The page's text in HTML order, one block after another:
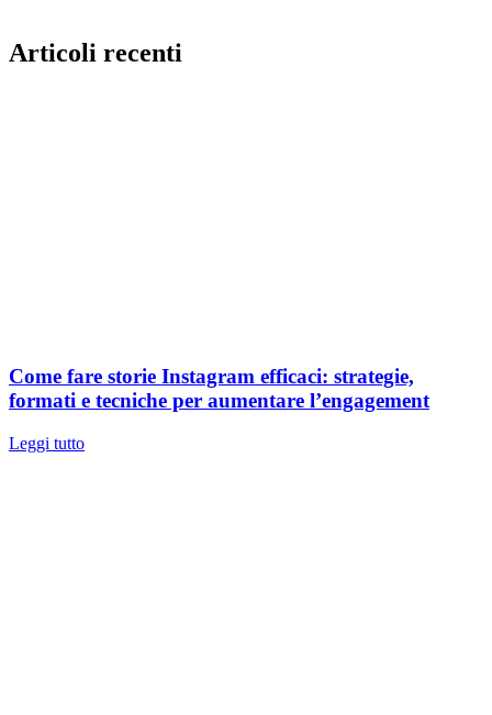
Articoli recenti
Come fare storie Instagram efficaci: strategie,
formati e tecniche per aumentare l’engagement
Leggi tutto